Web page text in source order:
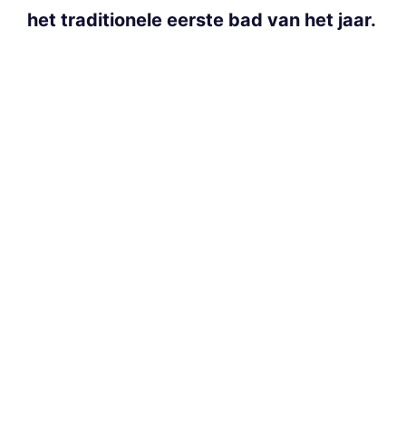
het traditionele eerste bad van het jaar.